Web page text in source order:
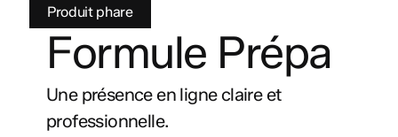
Produit phare
Formule Prépa
Une présence en ligne claire et
professionnelle.